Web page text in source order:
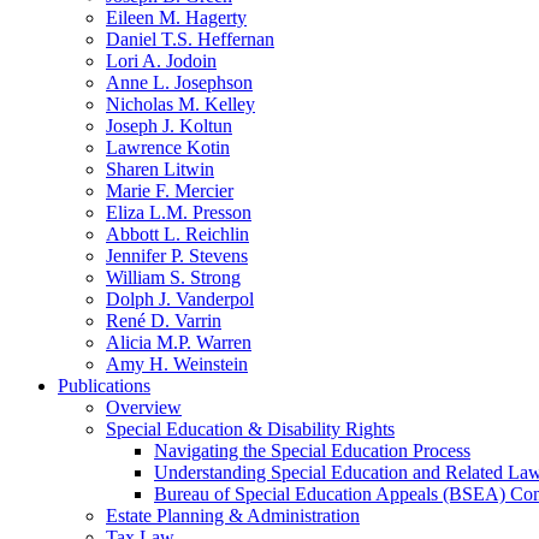
Eileen M. Hagerty
Daniel T.S. Heffernan
Lori A. Jodoin
Anne L. Josephson
Nicholas M. Kelley
Joseph J. Koltun
Lawrence Kotin
Sharen Litwin
Marie F. Mercier
Eliza L.M. Presson
Abbott L. Reichlin
Jennifer P. Stevens
William S. Strong
Dolph J. Vanderpol
René D. Varrin
Alicia M.P. Warren
Amy H. Weinstein
Publications
Overview
Special Education & Disability Rights
Navigating the Special Education Process
Understanding Special Education and Related
Bureau of Special Education Appeals (BSEA)
Estate Planning & Administration